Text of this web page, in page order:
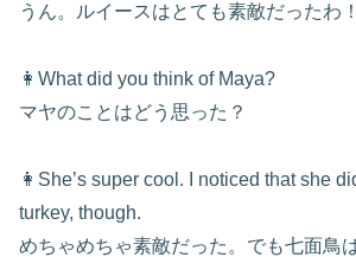
うん。ルイースはとても素敵だったわ！
👩What did you think of Maya?
マヤのことはどう思った？
👩She’s super cool. I noticed that she
turkey, though.
めちゃめちゃ素敵だった。でも七面鳥